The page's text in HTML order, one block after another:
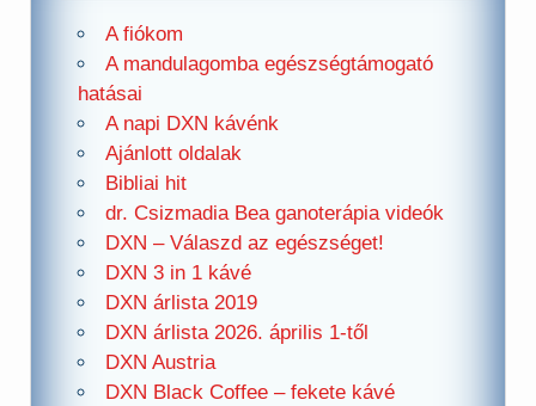
A fiókom
A mandulagomba egészségtámogató
hatásai
A napi DXN kávénk
Ajánlott oldalak
Bibliai hit
dr. Csizmadia Bea ganoterápia videók
DXN – Válaszd az egészséget!
DXN 3 in 1 kávé
DXN árlista 2019
DXN árlista 2026. április 1-től
DXN Austria
DXN Black Coffee – fekete kávé